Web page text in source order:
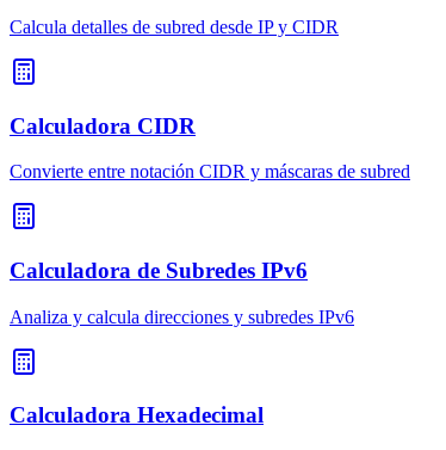
Calcula detalles de subred desde IP y CIDR
Calculadora CIDR
Convierte entre notación CIDR y máscaras de subred
Calculadora de Subredes IPv6
Analiza y calcula direcciones y subredes IPv6
Calculadora Hexadecimal